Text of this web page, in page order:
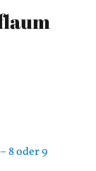
8 oder 9